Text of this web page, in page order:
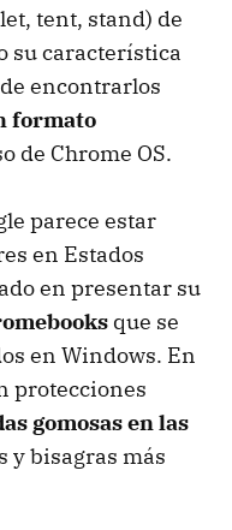
tent, stand) de
su característica
encontrarlos
formato
de Chrome OS.
parece estar
en Estados
en presentar su
que se
en Windows. En
protecciones
gomosas en las
y bisagras más